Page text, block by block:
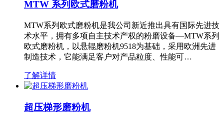
MTW 系列欧式磨粉机
MTW系列欧式磨粉机是我公司新近推出具有国际先进技
术水平，拥有多项自主技术产权的粉磨设备—MTW系列
欧式磨粉机，以悬辊磨粉机9518为基础，采用欧洲先进
制造技术，它能满足客户对产品粒度、性能可…
了解详情
超压梯形磨粉机